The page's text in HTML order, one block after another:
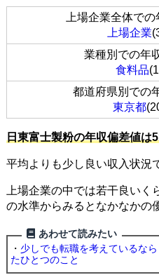
上場企業全体で
上場企業
業種別での年
食料品
都道府県別での
東京都
日東富士製粉の年収偏差値は
平均よりも少し良い収入状況
上場企業の中では若干良い
の水準からみるとなかなかの
あわせて読みたい
・ 少しでも転職を考えているな
たひとつのこと